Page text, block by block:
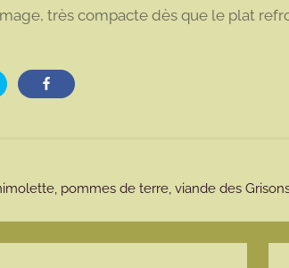
très compacte dès que le plat
, pommes de terre,viande des